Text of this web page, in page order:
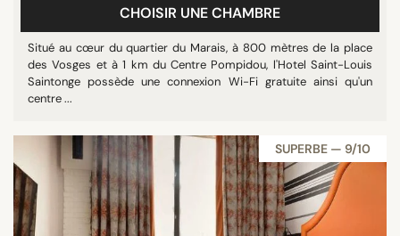
CHOISIR UNE CHAMBRE
Situé au cœur du quartier du Marais, à 800 mètres de la place
des Vosges et à 1 km du Centre Pompidou, l'Hotel Saint-Louis
Saintonge possède une connexion Wi-Fi gratuite ainsi qu'un
centre ...
SUPERBE — 9/10